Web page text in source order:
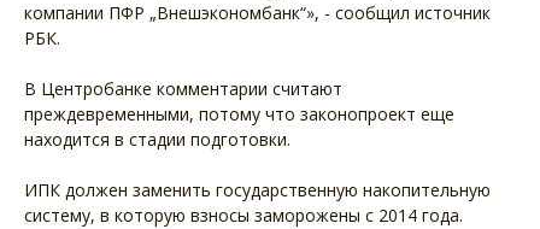
компании ПФР „Внешэкономбанк“», - сообщил источник
РБК.
В Центробанке комментарии считают
преждевременными, потому что законопроект еще
находится в стадии подготовки.
ИПК должен заменить государственную накопительную
систему, в которую взносы заморожены с 2014 года.